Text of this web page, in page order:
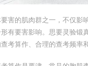
害的肌肉群之一，不仅影
有要害影响。思要灵验锻
考算作、合理的查考频率